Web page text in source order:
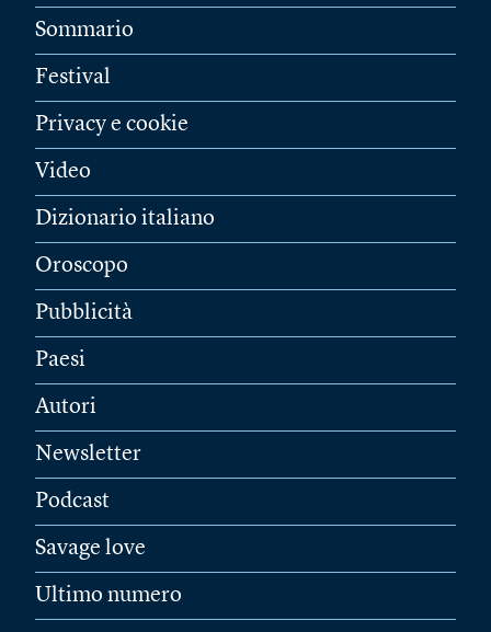
Sommario
Festival
Privacy e cookie
Video
Dizionario italiano
Oroscopo
Pubblicità
Paesi
Autori
Newsletter
Podcast
Savage love
Ultimo numero